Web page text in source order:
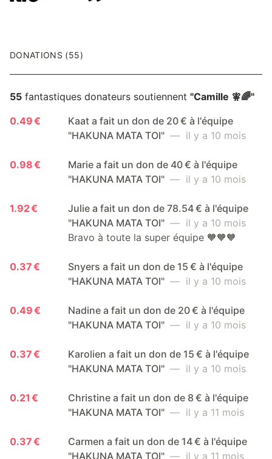
DONATIONS (55)
55 fantastiques donateurs soutiennent "Camille 🧚🌈"
0.49 €
Kaat a fait un don de 20 € à l'équipe
"HAKUNA MATA TOI" — il y a 10 mois
0.98 €
Marie a fait un don de 40 € à l'équipe
"HAKUNA MATA TOI" — il y a 10 mois
1.92 €
Julie a fait un don de 78.54 € à l'équipe
"HAKUNA MATA TOI" — il y a 10 mois
Bravo à toute la super équipe 🧡🧡🧡
0.37 €
Snyers a fait un don de 15 € à l'équipe
"HAKUNA MATA TOI" — il y a 10 mois
0.49 €
Nadine a fait un don de 20 € à l'équipe
"HAKUNA MATA TOI" — il y a 10 mois
0.37 €
Karolien a fait un don de 15 € à l'équipe
"HAKUNA MATA TOI" — il y a 10 mois
0.21 €
Christine a fait un don de 8 € à l'équipe
"HAKUNA MATA TOI" — il y a 11 mois
0.37 €
Carmen a fait un don de 14 € à l'équipe
"HAKUNA MATA TOI" — il y a 11 mois